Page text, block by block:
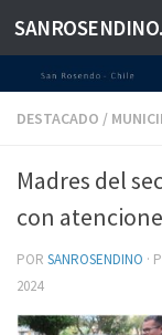
Saltar al
DESTACADO /
Madres del
con
POR SANROSENDINO ·
2024